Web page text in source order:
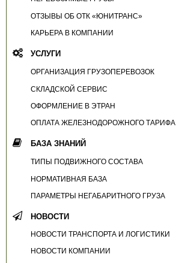
ОТЗЫВЫ ОБ ОТК «ЮНИТРАНС»
КАРЬЕРА В КОМПАНИИ
УСЛУГИ
ОРГАНИЗАЦИЯ ГРУЗОПЕРЕВОЗОК
СКЛАДСКОЙ СЕРВИС
ОФОРМЛЕНИЕ В ЭТРАН
ОПЛАТА ЖЕЛЕЗНОДОРОЖНОГО ТАРИФА
БАЗА ЗНАНИЙ
ТИПЫ ПОДВИЖНОГО СОСТАВА
НОРМАТИВНАЯ БАЗА
ПАРАМЕТРЫ НЕГАБАРИТНОГО ГРУЗА
НОВОСТИ
НОВОСТИ ТРАНСПОРТА И ЛОГИСТИКИ
НОВОСТИ КОМПАНИИ